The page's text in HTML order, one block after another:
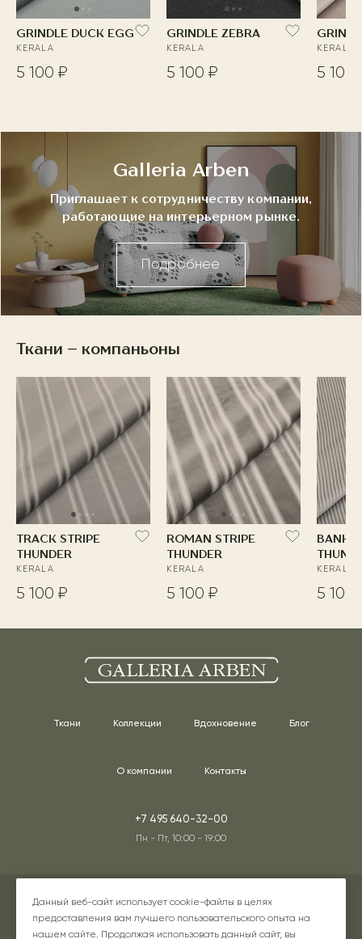
GRINDLE DUCK EGG
KERALA
5 100 ₽
GRINDLE ZEBRA
KERALA
5 100 ₽
KERALA
5 100
Galleria Arben
Приглашает к сотрудничеству компании,
работающие на интерьерном рынке.
Подробнее
Ткани – компаньоны
TRACK STRIPE
THUNDER
KERALA
5 100 ₽
ROMAN STRIPE
THUNDER
KERALA
5 100 ₽
KERALA
5 100
Ткани Коллекции Вдохновение Блог
О компании Контакты
+7 495 640-32-00
Пн - Пт, 10:00 - 19:00
Адреса наших шоурумов
Данный веб-сайт использует cookie-файлы в целях
предоставления вам лучшего пользовательского опыта на
нашем сайте. Продолжая использовать данный сайт, вы